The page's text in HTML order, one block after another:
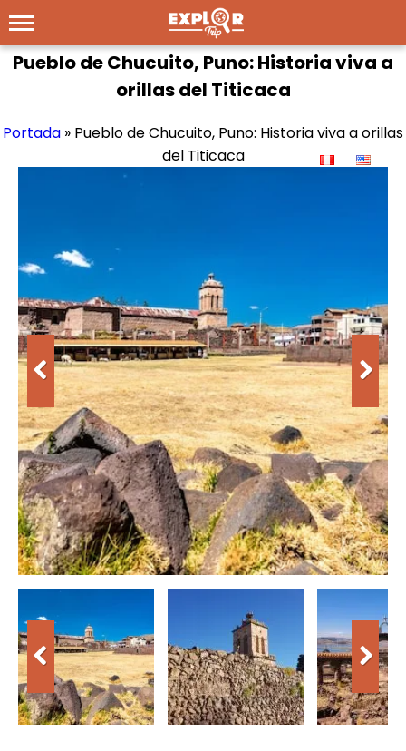
Pueblo de Chucuito, Puno: Historia viva a
orillas del Titicaca
Portada » Pueblo de Chucuito, Puno: Historia viva a orillas
del Titicaca